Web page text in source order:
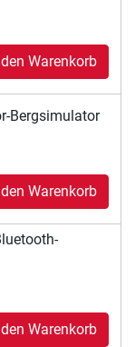
Warenkorb
Bergsimulator
Warenkorb
Warenkorb